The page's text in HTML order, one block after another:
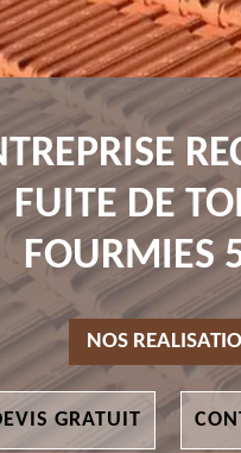
FUITE DE
FOURMIES
NOS
GRATUIT